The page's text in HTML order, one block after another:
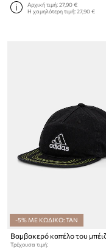
Αρχική τιμή:27,90 €
Η χαμηλότερη τιμή:27,90 €
-5% ΜΕ ΚΩΔΙΚΟ: TAN
Τρέχουσα τιμή: